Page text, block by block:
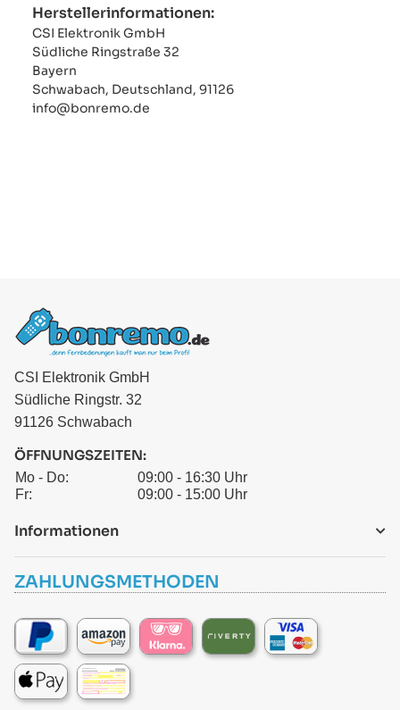
Herstellerinformationen:
CSI Elektronik GmbH
Südliche Ringstraße 32
Bayern
Schwabach, Deutschland, 91126
info@bonremo.de
CSI Elektronik GmbH
Südliche Ringstr. 32
91126 Schwabach
ÖFFNUNGSZEITEN:
Mo - Do:
09:00 - 16:30 Uhr
Fr:
09:00 - 15:00 Uhr
Informationen
ZAHLUNGSMETHODEN